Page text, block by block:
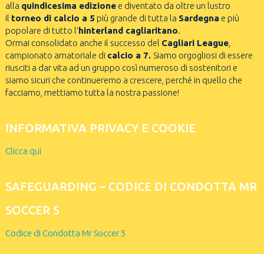
alla quindicesima edizionee diventato da oltre un lustro
il torneo di calcio a 5 più grande di tutta la Sardegna e più
popolare di tutto l’ hinterland cagliaritano.
Ormai consolidato anche il successo del Cagliari League,
campionato amatoriale di calcio a 7. Siamo orgogliosi di essere
riusciti a dar vita ad un gruppo così numeroso di sostenitori e
siamo sicuri che continueremo a crescere, perché in quello che
facciamo, mettiamo tutta la nostra passione!
INFORMATIVA PRIVACY E COOKIE
Clicca qui
SAFEGUARDING – CODICE DI CONDOTTA MR
SOCCER 5
Codice di Condotta Mr Soccer 5